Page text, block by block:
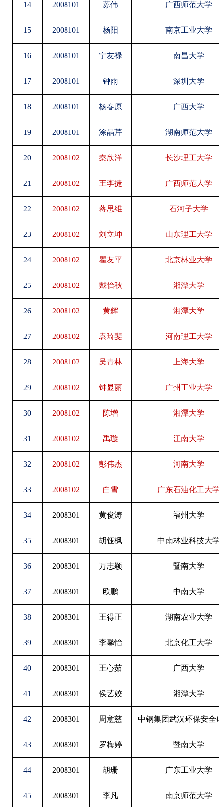
14 2008101 苏伟 广西师范大学
15 2008101 杨阳 南京工业大学
16 2008101 宁友禄 南昌大学
17 2008101 钟雨 深圳大学
18 2008101 杨春原 广西大学
19 2008101 涂晶芹 湖南师范大学
20 2008102 秦欣洋 长沙理工大学
21 2008102 王李捷 广西师范大学
22 2008102 蒋思维 石河子大学
23 2008102 刘立坤 山东理工大学
24 2008102 瞿友平 北京林业大学
25 2008102 戴怡秋 湘潭大学
26 2008102 黄辉 湘潭大学
27 2008102 袁琦斐 河南理工大学
28 2008102 吴青林 上海大学
29 2008102 钟显丽 广州工业大学
30 2008102 陈增 湘潭大学
31 2008102 禹璇 江南大学
32 2008102 彭伟杰 河南大学
33 2008102 白雪 广东石油化工大
34 2008301 黄俊涛 福州大学
35 2008301 胡钰枫 中南林业科技大
36 2008301 万志颖 暨南大学
37 2008301 欧鹏 中南大学
38 2008301 王得正 湖南农业大学
39 2008301 李馨怡 北京化工大学
40 2008301 王心茹 广西大学
41 2008301 侯艺姣 湘潭大学
42 2008301 周意慈 中钢集团武汉环保安全
43 2008301 罗梅婷 暨南大学
44 2008301 胡珊 广东工业大学
45 2008301 李凡 南京师范大学